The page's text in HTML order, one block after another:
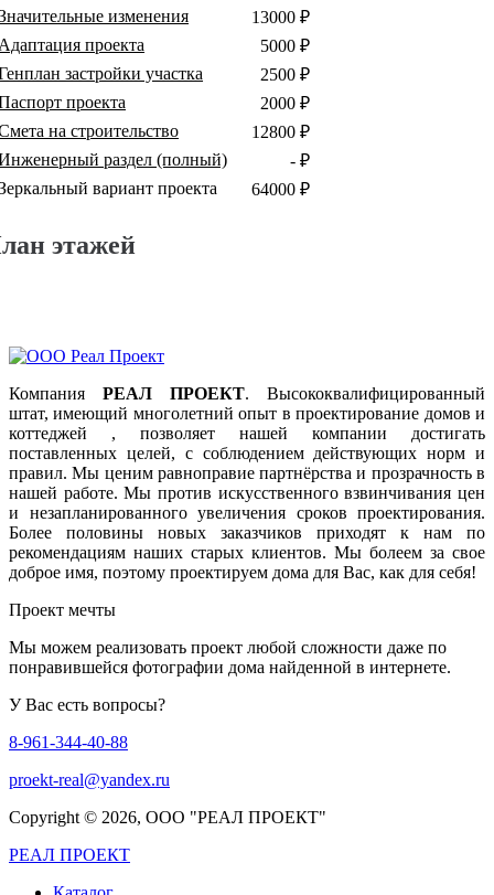
изменения
13000 ₽
проекта
5000 ₽
застройки участка
2500 ₽
проекта
2000 ₽
на строительство
12800 ₽
раздел (полный)
- ₽
вариант проекта
64000 ₽
этажей
Компания РЕАЛ ПРОЕКТ. Высококвалифицированный
штат, имеющий многолетний опыт в проектирование домов и
коттеджей , позволяет нашей компании достигать
поставленных целей, с соблюдением действующих норм и
правил. Мы ценим равноправие партнёрства и прозрачность в
нашей работе. Мы против искусственного взвинчивания цен
и незапланированного увеличения сроков проектирования.
Более половины новых заказчиков приходят к нам по
рекомендациям наших старых клиентов. Мы болеем за свое
доброе имя, поэтому проектируем дома для Вас, как для себя!
Проект мечты
Мы можем реализовать проект любой сложности даже по
понравившейся фотографии дома найденной в интернете.
У Вас есть вопросы?
8-961-344-40-88
proekt-real@yandex.ru
Copyright © 2026, ООО "РЕАЛ ПРОЕКТ"
РЕАЛ ПРОЕКТ